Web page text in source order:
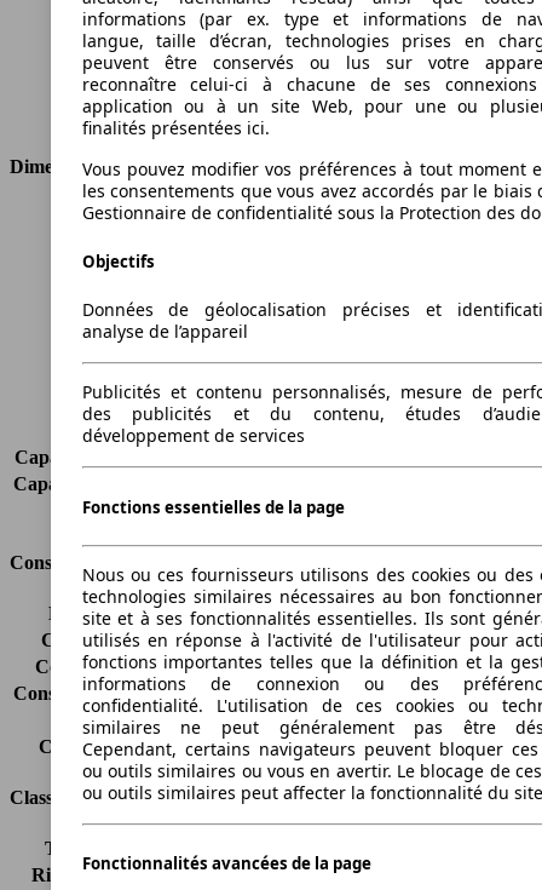
Cylindrée
2494 ccm
Carburant
Autres
Cylindres
4
Transmission
Boîte automatique
Type de traction
4 roues permanent
Dimensions
Longueur
4605 mm
Largeur
Empattement
2660 mm
Poids maximum
2270 kg
Sièges
5
Charge sur toit
Capacité de remorquage (sans freins)
Capacité de remorquage (avec freins)
Volume du coffre
516 - 1633 l
Consommation
Émissions de CO2*
118 g/km (komb.)
Consommation (ville)
5.1 l/100km
Consommation (route)
4.9 l/100km
Consommation (combinée)*
5.1 l/100km
Classe d'émissions
Euro 6
Capacité du réservoir
56 l
Classes d'assurance
Tous risques
Risques partiels
-
informations (par ex. type et informations de
langue, taille d’écran, technologies prises en
peuvent être conservés ou lus sur votre
reconnaître celui-ci à chacune de ses
application ou à un site Web, pour une ou
finalités présentées ici.
Vous pouvez modifier vos préférences à tout moment
les consentements que vous avez accordés par le biais
Gestionnaire de confidentialité sous la Protection des
Objectifs
Données de géolocalisation précises et
analyse de l’appareil
Publicités et contenu personnalisés, mesure de
des publicités et du contenu, études
développement de services
Fonctions essentielles de la page
Nous ou ces fournisseurs utilisons des cookies ou des
technologies similaires nécessaires au bon
site et à ses fonctionnalités essentielles. Ils sont
utilisés en réponse à l'activité de l'utilisateur pour
fonctions importantes telles que la définition et la
informations de connexion ou des
confidentialité. L'utilisation de ces cookies ou
similaires ne peut généralement pas être
Cependant, certains navigateurs peuvent bloquer ces
ou outils similaires ou vous en avertir. Le blocage de
ou outils similaires peut affecter la fonctionnalité du
Fonctionnalités avancées de la page